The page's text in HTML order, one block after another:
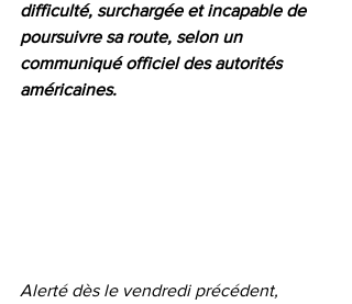
difficulté, surchargée et incapable de
poursuivre sa route, selon un
communiqué officiel des autorités
américaines.
Alerté dès le vendredi précédent,